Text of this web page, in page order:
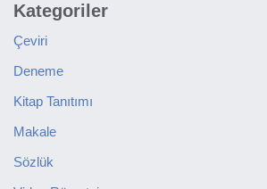
Kategoriler
Çeviri
Deneme
Kitap Tanıtımı
Makale
Sözlük